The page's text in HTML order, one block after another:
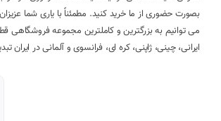
بصورت حضوری از ما خرید کنید. مطمئناً با یاری شما
می توانیم به بزرگترین و کاملترین مجموعه فروشگاهی
ایرانی، چینی، ژاپنی، کره ای، فرانسوی و آلمانی در ایران